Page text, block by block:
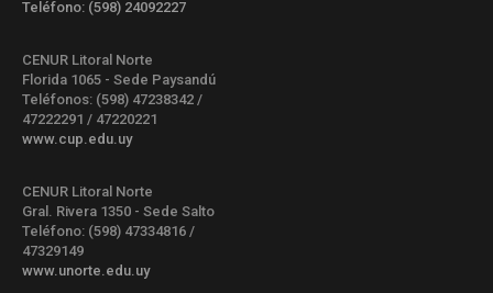
Teléfono: (598) 24092227
CENUR Litoral Norte
Florida 1065 - Sede Paysandú
Teléfonos: (598) 47238342 /
47222291 / 47220221
www.cup.edu.uy
CENUR Litoral Norte
Gral. Rivera 1350 - Sede Salto
Teléfono: (598) 47334816 /
47329149
www.unorte.edu.uy